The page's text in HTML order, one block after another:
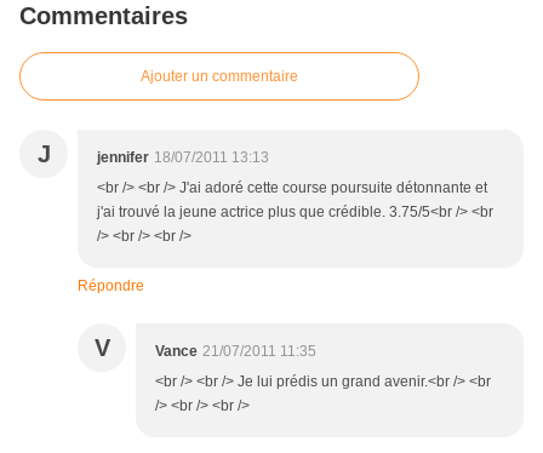
Commentaires
Ajouter un commentaire
J jennifer 18/07/2011 13:13
<br /> <br /> J'ai adoré cette course poursuite détonnante et
j'ai trouvé la jeune actrice plus que crédible. 3.75/5<br /> <br
/> <br /> <br />
Répondre
V Vance 21/07/2011 11:35
<br /> <br /> Je lui prédis un grand avenir.<br /> <br
/> <br /> <br />